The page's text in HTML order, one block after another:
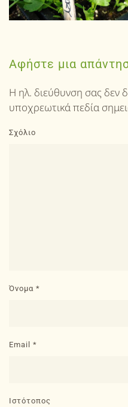
Αφήστε μια
Η ηλ. διεύθυνση σας δεν
υποχρεωτικά πεδία
Σχόλιο
Όνομα *
Email *
Ιστότοπος